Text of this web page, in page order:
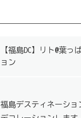
【福島DC】リト@葉
ョン
福島デスティネーショ